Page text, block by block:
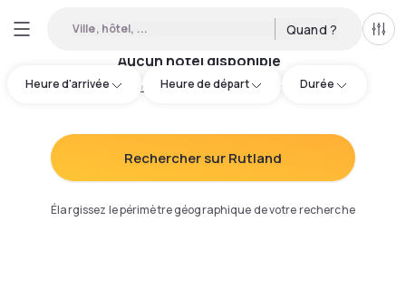
Ville, hôtel, ... Quand ?
Heure d'arrivée Heure de départ Durée
Aucun hôtel disponible
Essayez d'ajuster votre recherche:
Rechercher sur Rutland
Élargissez le périmètre géographique de votre recherche